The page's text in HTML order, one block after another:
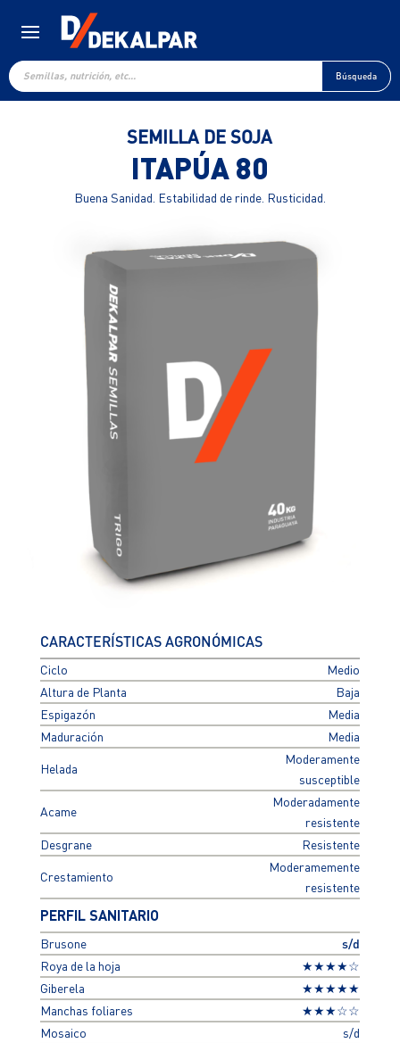
Búsqueda
de
productos
Búsqueda
SEMILLA DE SOJA
ITAPÚA 80
Buena Sanidad. Estabilidad de rinde. Rusticidad.
CARACTERÍSTICAS AGRONÓMICAS
Ciclo
Medio
Altura de Planta
Baja
Espigazón
Media
Maduración
Media
Helada
Moderamente
susceptible
Acame
Moderadamente
resistente
Desgrane
Resistente
Crestamiento
Moderamemente
resistente
PERFIL SANITARIO
Brusone
s/d
Roya de la hoja
★★★★☆
Giberela
★★★★★
Manchas foliares
★★★☆☆
Mosaico
s/d